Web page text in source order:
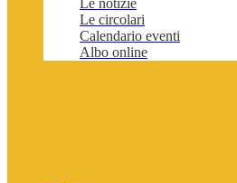
Le notizie
Le circolari
Calendario eventi
Albo online